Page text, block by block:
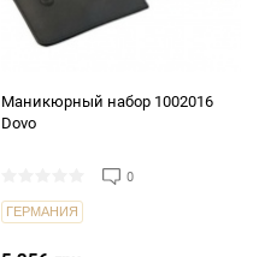
Маникюрный набор 1002016
Dovo
0
ГЕРМАНИЯ